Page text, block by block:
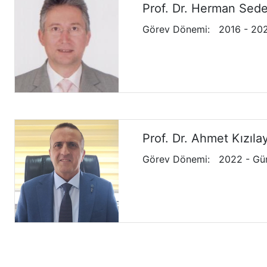
Prof. Dr. Herman
Görev Dönemi: 2016 -
Prof. Dr. Ahmet
Görev Dönemi: 2022 -